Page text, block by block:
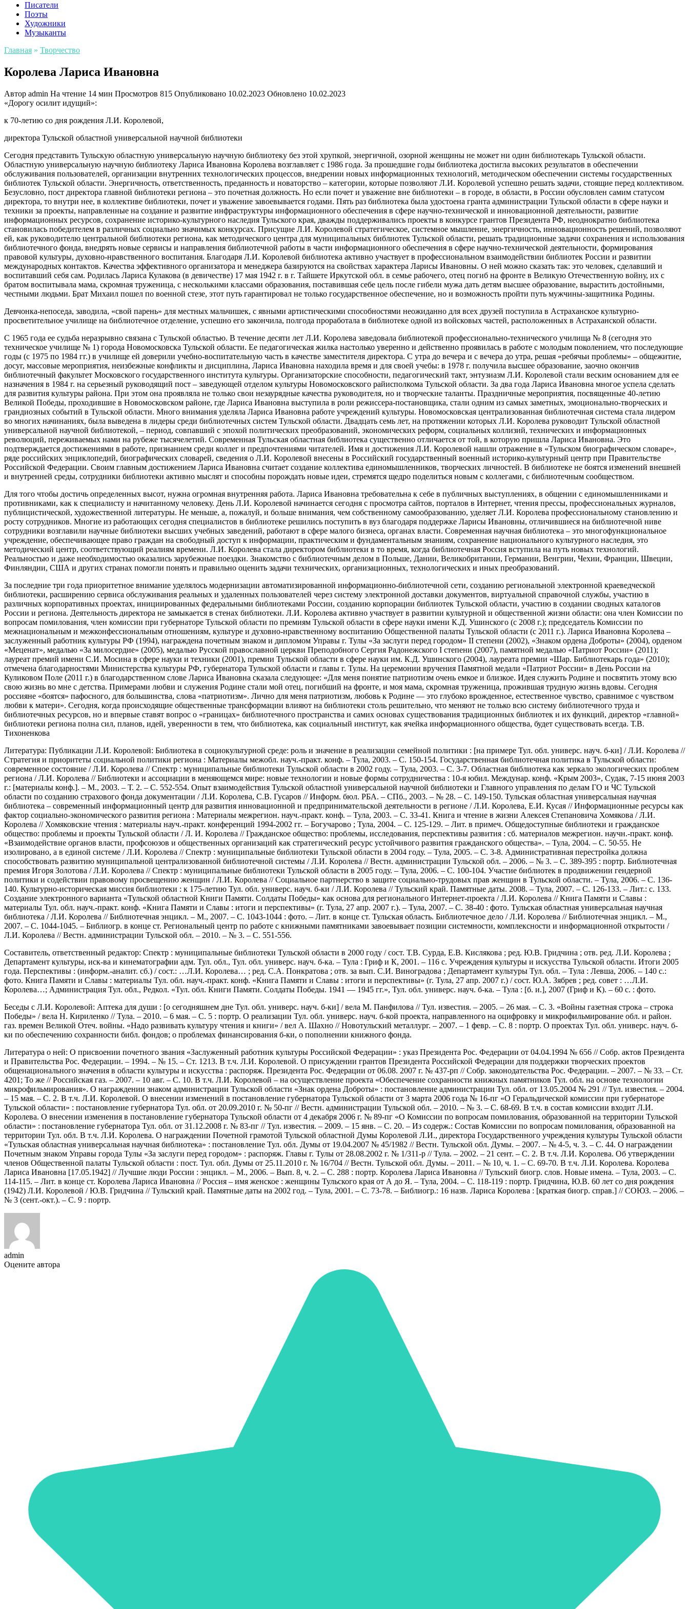
Писатели
Поэты
Художники
Музыканты
Главная » Творчество
Королева Лариса Ивановна
Автор admin На чтение 14 мин Просмотров 815 Опубликовано 10.02.2023 Обновлено 10.02.2023
«Дорогу осилит идущий»:
к 70-летию со дня рождения Л.И. Королевой,
директора Тульской областной универсальной научной библиотеки
Сегодня представить Тульскую областную универсальную научную библиотеку без этой хрупкой, энергичной, озорной женщины не может ни один библиотекарь Тульской области.
Областную универсальную научную библиотеку Лариса Ивановна Королева возглавляет с 1986 года. За прошедшие годы библиотека достигла высоких результатов в обеспечении
обслуживания пользователей, организации внутренних технологических процессов, внедрении новых информационных технологий, методическом обеспечении системы государственных
библиотек Тульской области. Энергичность, ответственность, преданность и новаторство – категории, которые позволяют Л.И. Королевой успешно решать задачи, стоящие перед коллективом.
Безусловно, пост директора главной библиотеки региона – это почетная должность. Но если почет и уважение вне библиотеки – в городе, в области, в России обусловлен самим статусом
директора, то внутри нее, в коллективе библиотеки, почет и уважение завоевывается годами. Пять раз библиотека была удостоена гранта администрации Тульской области в сфере науки и
техники за проекты, направленные на создание и развитие инфраструктуры информационного обеспечения в сфере научно-технической и инновационной деятельности, развитие
информационных ресурсов, сохранение историко-культурного наследия Тульского края, дважды поддерживались проекты в конкурсе грантов Президента РФ, неоднократно библиотека
становилась победителем в различных социально значимых конкурсах. Присущие Л.И. Королевой стратегическое, системное мышление, энергичность, инновационность решений, позволяют
ей, как руководителю центральной библиотеки региона, как методического центра для муниципальных библиотек Тульской области, решать традиционные задачи сохранения и использования
библиотечного фонда, внедрять новые сервисы и направления библиотечной работы в части информационного обеспечения в сфере научно-технической деятельности, формирования
правовой культуры, духовно-нравственного воспитания. Благодаря Л.И. Королевой библиотека активно участвует в профессиональном взаимодействии библиотек России и развитии
международных контактов. Качества эффективного организатора и менеджера базируются на свойствах характера Ларисы Ивановны. О ней можно сказать так: это человек, сделавший и
воспитавший себя сам. Родилась Лариса Кулакова (в девичестве) 17 мая 1942 г. в г. Тайшете Иркутской обл. в семье рабочего, отец погиб на фронте в Великую Отечественную войну, их с
братом воспитывала мама, скромная труженица, с несколькими классами образования, поставившая себе цель после гибели мужа дать детям высшее образование, вырастить достойными,
честными людьми. Брат Михаил пошел по военной стезе, этот путь гарантировал не только государственное обеспечение, но и возможность пройти путь мужчины-защитника Родины.
Девчонка-непоседа, заводила, «свой парень» для местных мальчишек, с явными артистическими способностями неожиданно для всех друзей поступила в Астраханское культурно-
просветительное училище на библиотечное отделение, успешно его закончила, полгода проработала в библиотеке одной из войсковых частей, расположенных в Астраханской области.
С 1965 года ее судьба неразрывно связана с Тульской областью. В течение десяти лет Л.И. Королева заведовала библиотекой профессионально-технического училища № 8 (сегодня это
техническое училище № 1) города Новомосковска Тульской области. Ее педагогическая жилка настолько уверенно и действенно проявилась в работе с молодым поколением, что последующие
годы (с 1975 по 1984 гг.) в училище ей доверили учебно-воспитательную часть в качестве заместителя директора. С утра до вечера и с вечера до утра, решая «ребячьи проблемы» – общежитие,
досуг, массовые мероприятия, неизбежные конфликты и дисциплина, Лариса Ивановна находила время и для своей учебы: в 1978 г. получила высшее образование, заочно окончив
библиотечный факультет Московского государственного института культуры. Организаторские способности, педагогический такт, энтузиазм Л.И. Королевой стали веским основанием для ее
назначения в 1984 г. на серьезный руководящий пост – заведующей отделом культуры Новомосковского райисполкома Тульской области. За два года Лариса Ивановна многое успела сделать
для развития культуры района. При этом она проявляла не только свои незаурядные качества руководителя, но и творческие таланты. Праздничные мероприятия, посвященные 40-летию
Великой Победы, проходившие в Новомосковском районе, где Лариса Ивановна выступила в роли режиссера-постановщика, стали одним из самых заметных, эмоционально-творческих и
грандиозных событий в Тульской области. Много внимания уделяла Лариса Ивановна работе учреждений культуры. Новомосковская централизованная библиотечная система стала лидером
во многих начинаниях, была выведена в лидеры среди библиотечных систем Тульской области. Двадцать семь лет, на протяжении которых Л.И. Королева руководит Тульской областной
универсальной научной библиотекой, – период, совпавший с эпохой политических преобразований, экономических реформ, социальных коллизий, технических и информационных
революций, переживаемых нами на рубеже тысячелетий. Современная Тульская областная библиотека существенно отличается от той, в которую пришла Лариса Ивановна. Это
подтверждается достижениями в работе, признанием среди коллег и предпочтениями читателей. Имя и достижения Л.И. Королевой нашли отражение в «Тульском биографическом словаре»,
ряде российских энциклопедий, биографических словарей, сведения о Л.И. Королевой внесены в Российский государственный военный историко-культурный центр при Правительстве
Российской Федерации. Своим главным достижением Лариса Ивановна считает создание коллектива единомышленников, творческих личностей. В библиотеке не боятся изменений внешней
и внутренней среды, сотрудники библиотеки активно мыслят и способны порождать новые идеи, стремятся щедро поделиться новым с коллегами, с библиотечным сообществом.
Для того чтобы достичь определенных высот, нужна огромная внутренняя работа. Лариса Ивановна требовательна к себе в публичных выступлениях, в общении с единомышленниками и
противниками, как к специалисту и начитанному человеку. День Л.И. Королевой начинается сегодня с просмотра сайтов, порталов в Интернет, чтения прессы, профессиональных журналов,
публицистической, художественной литературы. Не меньше, а, пожалуй, и больше внимания, чем собственному самообразованию, уделяет Л.И. Королева профессиональному становлению и
росту сотрудников. Многие из работающих сегодня специалистов в библиотеке решились поступить в вуз благодаря поддержке Ларисы Ивановны, отличившиеся на библиотечной ниве
сотрудники возглавили научные библиотеки высших учебных заведений, работают в сфере малого бизнеса, органах власти. Современная научная библиотека – это многофункциональное
учреждение, обеспечивающее право граждан на свободный доступ к информации, практическим и фундаментальным знаниям, сохранение национального культурного наследия, это
методический центр, соответствующий реалиям времени. Л.И. Королева стала директором библиотеки в то время, когда библиотечная Россия вступила на путь новых технологий.
Реальностью и даже необходимостью оказались зарубежные поездки. Знакомство с библиотечным делом в Польше, Дании, Великобритании, Германии, Венгрии, Чехии, Франции, Швеции,
Финляндии, США и других странах помогли понять и правильно оценить задачи технических, организационных, технологических и иных преобразований.
За последние три года приоритетное внимание уделялось модернизации автоматизированной информационно-библиотечной сети, созданию региональной электронной краеведческой
библиотеки, расширению сервиса обслуживания реальных и удаленных пользователей через систему электронной доставки документов, виртуальной справочной службы, участию в
различных корпоративных проектах, инициированных федеральными библиотеками России, созданию корпорации библиотек Тульской области, участию в создании сводных каталогов
России и региона. Деятельность директора не замыкается в стенах библиотеки. Л.И. Королева активно участвует в развитии культурной и общественной жизни области: она член Комиссии по
вопросам помилования, член комиссии при губернаторе Тульской области по премиям Тульской области в сфере науки имени К.Д. Ушинского (с 2008 г.); председатель Комиссии по
межнациональным и межконфессиональным отношениям, культуре и духовно-нравственному воспитанию Общественной палаты Тульской области (с 2011 г.). Лариса Ивановна Королева –
заслуженный работник культуры РФ (1994), награждена почетным знаком и дипломом Управы г. Тулы «За заслуги перед городом» II степени (2002), «Знаком ордена Доброты» (2004), орденом
«Меценат», медалью «За милосердие» (2005), медалью Русской православной церкви Преподобного Сергия Радонежского I степени (2007), памятной медалью «Патриот России» (2011);
лауреат премий имени С.И. Мосина в сфере науки и техники (2001), премии Тульской области в сфере науки им. К.Д. Ушинского (2004), лауреата премии «Шар. Библиотекарь года» (2010);
отмечена благодарностями Министерства культуры РФ, губернатора Тульской области и главы г. Тулы. На церемонии вручения Памятной медали «Патриот России» в День России на
Куликовом Поле (2011 г.) в благодарственном слове Лариса Ивановна сказала следующее: «Для меня понятие патриотизм очень емкое и близкое. Идея служить Родине и посвятить этому всю
свою жизнь во мне с детства. Примерами любви и служения Родине стали мой отец, погибший на фронте, и моя мама, скромная труженица, прожившая трудную жизнь вдовы. Сегодня
россияне «боятся» пафосного, для большинства, слова «патриотизм». Лично для меня патриотизм, любовь к Родине — это глубоко врожденное, естественное чувство, сравнимое с чувством
любви к матери». Сегодня, когда происходящие общественные трансформации влияют на библиотеки столь решительно, что меняют не только всю систему библиотечного труда и
библиотечных ресурсов, но и впервые ставят вопрос о «границах» библиотечного пространства и самих основах существования традиционных библиотек и их функций, директор «главной»
библиотеки региона полна сил, планов, идей, уверенности в тем, что библиотека, как социальный институт, как ячейка информационного общества, будет существовать всегда. Т.В.
Тихоненкова
Литература: Публикации Л.И. Королевой: Библиотека в социокультурной среде: роль и значение в реализации семейной политики : [на примере Тул. обл. универс. науч. б-ки] / Л.И. Королева //
Стратегия и приоритеты социальной политики региона : Материалы межобл. науч.-практ. конф. – Тула, 2003. – С. 150-154. Государственная библиотечная политика в Тульской области:
современное состояние / Л.И. Королева // Спектр : муниципальные библиотеки Тульской области в 2002 году. – Тула, 2003. – С. 3-7. Областная библиотека как зеркало экологических проблем
региона / Л.И. Королева // Библиотеки и ассоциации в меняющемся мире: новые технологии и новые формы сотрудничества : 10-я юбил. Междунар. конф. «Крым 2003», Судак, 7-15 июня 2003
г.: [материалы конф.]. – М., 2003. – Т. 2. – С. 552-554. Опыт взаимодействия Тульской областной универсальной научной библиотеки и Главного управления по делам ГО и ЧС Тульской
области по созданию страхового фонда документации / Л.И. Королева, С.В. Гусаров // Информ. бюл. РБА. – СПб., 2003. – № 28. – С. 149-150. Тульская областная универсальная научная
библиотека – современный информационный центр для развития инновационной и предпринимательской деятельности в регионе / Л.И. Королева, Е.И. Кусая // Информационные ресурсы как
фактор социально-экономического развития региона : Материалы межрегион. науч.-практ. конф. – Тула, 2003. – С. 33-41. Книга и чтение в жизни Алексея Степановича Хомякова / Л.И.
Королева // Хомяковские чтения : материалы науч.-практ. конференций 1994-2002 гг. – Богучарово ; Тула, 2004. – С. 125-129. – Лит. в примеч. Общедоступные библиотеки и гражданское
общество: проблемы и проекты Тульской области / Л. И. Королева // Гражданское общество: проблемы, исследования, перспективы развития : сб. материалов межрегион. научн.-практ. конф.
«Взаимодействие органов власти, профсоюзов и общественных организаций как стратегический ресурс устойчивого развития гражданского общества». – Тула, 2004. – С. 50-55. Не
изолировано, а в единой системе / Л.И. Королева // Спектр : муниципальные библиотеки Тульской области в 2004 году. – Тула, 2005. – С. 3-8. Административная перестройка должна
способствовать развитию муниципальной централизованной библиотечной системы / Л.И. Королева // Вестн. администрации Тульской обл. – 2006. – № 3. – С. 389-395 : портр. Библиотечная
премия Игоря Золотова / Л.И. Королева // Спектр : муниципальные библиотеки Тульской области в 2005 году. – Тула, 2006. – С. 100-104. Участие библиотек в продвижении гендерной
политики и содействии правовому просвещению женщин / Л.И. Королева // Социальное партнерство в защите социально-трудовых прав женщин в Тульской области. – Тула, 2006. – С. 136-
140. Культурно-историческая миссия библиотеки : к 175-летию Тул. обл. универс. науч. б-ки / Л.И. Королева // Тульский край. Памятные даты. 2008. – Тула, 2007. – С. 126-133. – Лит.: с. 133.
Создание электронного варианта «Тульской областной Книги Памяти. Солдаты Победы» как основа для регионального Интернет-проекта / Л.И. Королева // Книга Памяти и Славы :
материалы Тул. обл. науч.-практ. конф. «Книга Памяти и Славы : итоги и перспективы» (г. Тула, 27 апр. 2007 г.). – Тула, 2007. – С. 38-40 : фото. Тульская областная универсальная научная
библиотека / Л.И. Королева // Библиотечная энцикл. – М., 2007. – С. 1043-1044 : фото. – Лит. в конце ст. Тульская область. Библиотечное дело / Л.И. Королева // Библиотечная энцикл. – М.,
2007. – С. 1044-1045. – Библиогр. в конце ст. Региональный центр по работе с книжными памятниками завоевывает позиции системности, комплексности и информационной открытости /
Л.И. Королева // Вестн. администрации Тульской обл. – 2010. – № 3. – С. 551-556.
Составитель, ответственный редактор: Спектр : муниципальные библиотеки Тульской области в 2000 году / сост. Т.В. Сурда, Е.В. Кислякова ; ред. Ю.В. Гридчина ; отв. ред. Л.И. Королева ;
Департамент культуры, иск-ва и кинематографии адм. Тул. обл., Тул. обл. универс. науч. б-ка. – Тула : Гриф и К, 2001. – 116 с. Учреждения культуры и искусства Тульской области. Итоги 2005
года. Перспективы : (информ.-аналит. сб.) / сост.: …Л.И. Королева… ; ред. С.А. Понкратова ; отв. за вып. С.И. Виноградова ; Департамент культуры Тул. обл. – Тула : Левша, 2006. – 140 с.:
фото. Книга Памяти и Славы : материалы Тул. обл. науч.-практ. конф. «Книга Памяти и Славы : итоги и перспективы» (г. Тула, 27 апр. 2007 г.) / сост. Ю.А. Зябрев ; ред. совет : …Л.И.
Королева…; Администрация Тул. обл., Редкол. «Тул. обл. Книги Памяти. Солдаты Победы. 1941 — 1945 гг.», Тул. обл. универс. науч. б-ка. – Тула : [б. и.], 2007 (Гриф и К). – 60 с. : фото.
Беседы с Л.И. Королевой: Аптека для души : [о сегодняшнем дне Тул. обл. универс. науч. б-ки] / вела М. Панфилова // Тул. известия. – 2005. – 26 мая. – С. 3. «Войны газетная строка – строка
Победы» / вела Н. Кириленко // Тула. – 2010. – 6 мая. – С. 5 : портр. О реализации Тул. обл. универс. науч. б-кой проекта, направленного на оцифровку и микрофильмирование обл. и район.
газ. времен Великой Отеч. войны. «Надо развивать культуру чтения и книги» / вел А. Шахно // Новотульский металлург. – 2007. – 1 февр. – С. 8 : портр. О проектах Тул. обл. универс. науч. б-
ки по обеспечению сохранности библ. фондов; о проблемах финансирования б-ки, о пополнении книжного фонда.
Литература о ней: О присвоении почетного звания «Заслуженный работник культуры Российской Федерации» : указ Президента Рос. Федерации от 04.04.1994 № 656 // Собр. актов Президента
и Правительства Рос. Федерации. – 1994. – № 15. – Ст. 1213. В т.ч. Л.И. Королевой. О присуждении грантов Президента Российской Федерации для поддержки творческих проектов
общенационального значения в области культуры и искусства : распоряж. Президента Рос. Федерации от 06.08. 2007 г. № 437-рп // Собр. законодательства Рос. Федерации. – 2007. – № 33. – Ст.
4201; То же // Российская газ. – 2007. – 10 авг. – С. 10. В т.ч. Л.И. Королевой – на осуществление проекта «Обеспечение сохранности книжных памятников Тул. обл. на основе технологии
микрофильмирования». О награждении знаком администрации Тульской области «Знак ордена Доброты» : постановление администрации Тул. обл. от 13.05.2004 № 291 // Тул. известия. – 2004.
– 15 мая. – С. 2. В т.ч. Л.И. Королевой. О внесении изменений в постановление губернатора Тульской области от 3 марта 2006 года № 16-пг «О Геральдической комиссии при губернаторе
Тульской области» : постановление губернатора Тул. обл. от 20.09.2010 г. № 50-пг // Вестн. администрации Тульской обл. – 2010. – № 3. – С. 68-69. В т.ч. в состав комиссии входит Л.И.
Королева. О внесении изменения в постановление губернатора Тульской области от 4 декабря 2006 г. № 89-пг «О Комиссии по вопросам помилования, образованной на территории Тульской
области» : постановление губернатора Тул. обл. от 31.12.2008 г. № 83-пг // Тул. известия. – 2009. – 15 янв. – С. 20. – Из содерж.: Состав Комиссии по вопросам помилования, образованной на
территории Тул. обл. В т.ч. Л.И. Королева. О награждении Почетной грамотой Тульской областной Думы Королевой Л.И., директора Государственного учреждения культуры Тульской области
«Тульская областная универсальная научная библиотека» : постановление Тул. обл. Думы от 19.04.2007 № 45/1982 // Вестн. Тульской обл. Думы. – 2007. – № 4-5, ч. 3. – С. 44. О награждении
Почетным знаком Управы города Тулы «За заслуги перед городом» : распоряж. Главы г. Тулы от 28.08.2002 г. № 1/311-р // Тула. – 2002. – 21 сент. – С. 2. В т.ч. Л.И. Королева. Об утверждении
членов Общественной палаты Тульской области : пост. Тул. обл. Думы от 25.11.2010 г. № 16/704 // Вестн. Тульской обл. Думы. – 2011. – № 10, ч. 1. – С. 69-70. В т.ч. Л.И. Королева. Королева
Лариса Ивановна [17.05.1942] // Лучшие люди России : энцикл. – М., 2006. – Вып. 8, ч. 2. – С. 288 : портр. Королева Лариса Ивановна // Тульский биогр. слов. Новые имена. – Тула, 2003. – С.
114-115. – Лит. в конце ст. Королева Лариса Ивановна // Россия – имя женское : женщины Тульского края от А до Я. – Тула, 2004. – С. 118-119 : портр. Гридчина, Ю.В. 60 лет со дня рождения
(1942) Л.И. Королевой / Ю.В. Гридчина // Тульский край. Памятные даты на 2002 год. – Тула, 2001. – С. 73-78. – Библиогр.: 16 назв. Лариса Королева : [краткая биогр. справ.] // СОЮЗ. – 2006. –
№ 3 (сент.-окт.). – С. 9 : портр.
admin
Оцените автора